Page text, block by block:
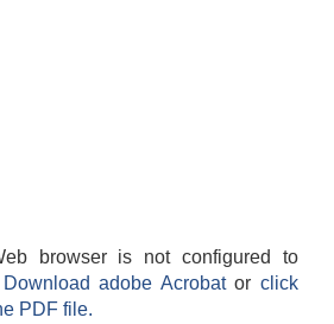
browser is not configured to
Download adobe Acrobatorclick
PDF file.